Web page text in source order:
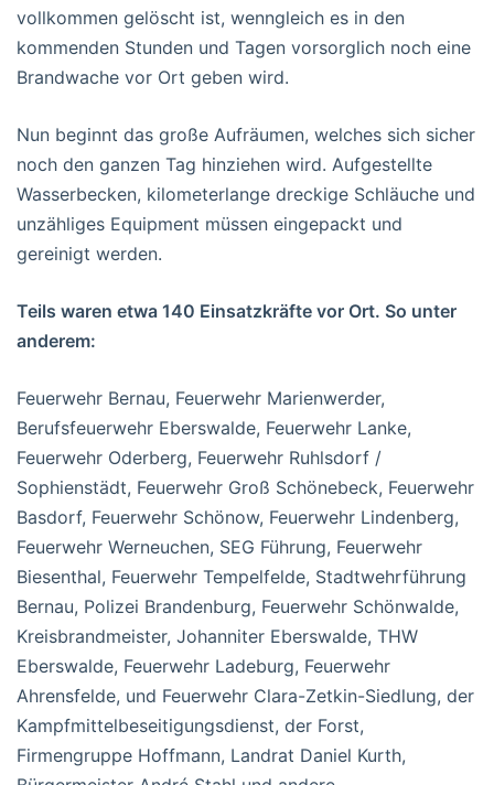
vollkommen gelöscht ist, wenngleich es in den
kommenden Stunden und Tagen vorsorglich noch eine
Brandwache vor Ort geben wird.
Nun beginnt das große Aufräumen, welches sich sicher
noch den ganzen Tag hinziehen wird. Aufgestellte
Wasserbecken, kilometerlange dreckige Schläuche und
unzähliges Equipment müssen eingepackt und
gereinigt werden.
Teils waren etwa 140 Einsatzkräfte vor Ort. So unter
anderem:
Feuerwehr Bernau, Feuerwehr Marienwerder,
Berufsfeuerwehr Eberswalde, Feuerwehr Lanke,
Feuerwehr Oderberg, Feuerwehr Ruhlsdorf /
Sophienstädt, Feuerwehr Groß Schönebeck, Feuerwehr
Basdorf, Feuerwehr Schönow, Feuerwehr Lindenberg,
Feuerwehr Werneuchen, SEG Führung, Feuerwehr
Biesenthal, Feuerwehr Tempelfelde, Stadtwehrführung
Bernau, Polizei Brandenburg, Feuerwehr Schönwalde,
Kreisbrandmeister, Johanniter Eberswalde, THW
Eberswalde, Feuerwehr Ladeburg, Feuerwehr
Ahrensfelde, und Feuerwehr Clara-Zetkin-Siedlung, der
Kampfmittelbeseitigungsdienst, der Forst,
Firmengruppe Hoffmann, Landrat Daniel Kurth,